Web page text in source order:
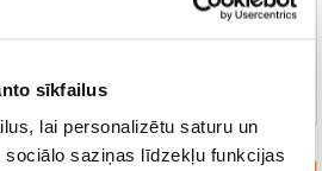
sīkfailus
lai personalizētu saturu un
sociālo saziņas līdzekļu funkcijas